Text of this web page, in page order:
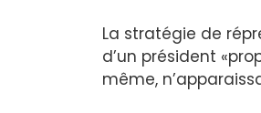
La stratégie de
d’un président
même,